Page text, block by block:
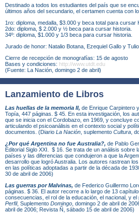
Destinado a todos los estudiantes del país que se
últimos años del secundario, el certamen cuenta con
1ro: diploma, medalla, $3.000 y beca total para cursar
2do: diploma, $ 2.000 y ½ beca para cursar historia.
34º: diploma, $1.000 y 1/3 beca para cursar historia.
Jurado de honor: Natalio Botana, Ezequiel Gallo y
Cierre de recepción de monografías: 15 de agosto
Bases y condiciones: http://www.utdt.edu
(Fuente: La Nación, domingo 2 de abril)
Lanzamiento de Libros
Las huellas de la memoria II, de Enrique Carpintero
Topía, 447 páginas. $ 45. En esta investigación, los
que se inicia con el Cordobazo, en 1969, y concluye
articulando el psicoanálisis en el contexto social y
documentos. (Diario La Nación , suplemento Cultura ,
¿Por qué Argentina no fue Australia?, de Pablo
Editorial Siglo XXI. $ 16. Se trata de un análisis sobre
países y las diferencias que condujeron a que la
desarrollo que logró Australia. Los autores rastrean
en las políticas adoptadas a partir de la década de
30 de abril de 2006)
Las guerras por Malvinas, de Federico Guillermo
páginas. $ 36. El autor recorre a lo largo de 13
consecuencias, el rol de la educación, el nacional, y
Perfil, Suplemento Domingo , domingo 2 de abril de
abril de 2006; Revista Ñ, sábado 15 de abril de 2006)